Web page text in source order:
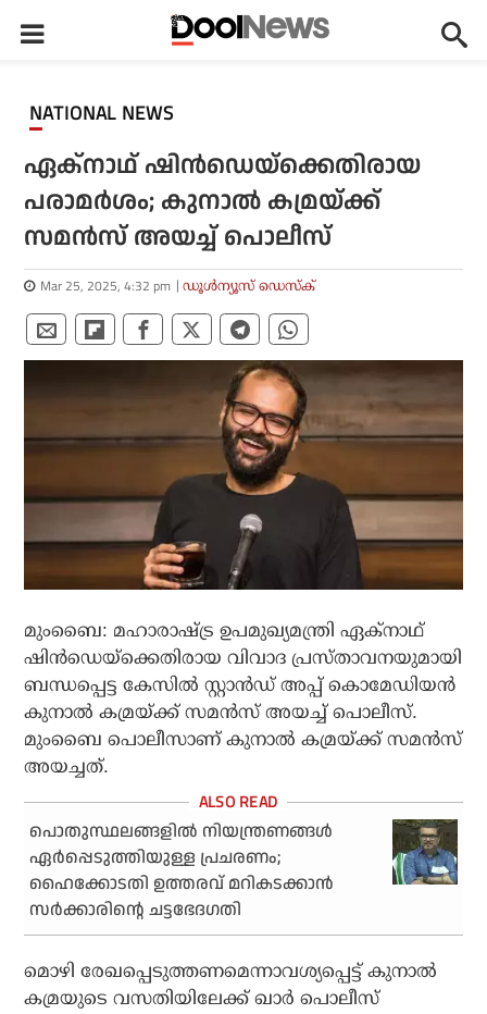
NATIONAL NEWS
ഏക്‌നാഥ് ഷിന്‍ഡെയ്‌ക്കെതിരായ
പരാമര്‍ശം; കുനാല്‍ കമ്രയ്ക്ക്
സമന്‍സ് അയച്ച് പൊലീസ്
Mar 25, 2025, 4:32 pm ഡൂള്‍ന്യൂസ് ഡെസ്‌ക്
മുംബൈ: മഹാരാഷ്ട്ര ഉപമുഖ്യമന്ത്രി ഏക്‌നാഥ്
ഷിന്‍ഡെയ്‌ക്കെതിരായ വിവാദ പ്രസ്താവനയുമായി
ബന്ധപ്പെട്ട കേസില്‍ സ്റ്റാന്‍ഡ് അപ്പ് കൊമേഡിയന്‍
കുനാല്‍ കമ്രയ്ക്ക് സമന്‍സ് അയച്ച് പൊലീസ്.
മുംബൈ പൊലീസാണ് കുനാല്‍ കമ്രയ്ക്ക് സമന്‍സ്
അയച്ചത്.
പൊതുസ്ഥലങ്ങളില്‍ നിയന്ത്രണങ്ങള്‍
ഏര്‍പ്പെടുത്തിയുള്ള പ്രചരണം;
ഹൈക്കോടതി ഉത്തരവ് മറികടക്കാന്‍
സര്‍ക്കാരിന്റെ ചട്ടഭേദഗതി
മൊഴി രേഖപ്പെടുത്തണമെന്നാവശ്യപ്പെട്ട് കുനാല്‍
കമ്രയുടെ വസതിയിലേക്ക് ഖാര്‍ പൊലീസ്